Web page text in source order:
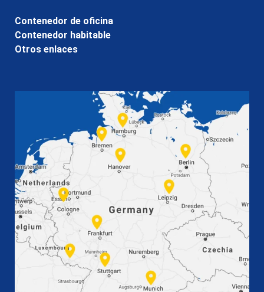
Contenedor de oficina
Contenedor habitable
Otros enlaces